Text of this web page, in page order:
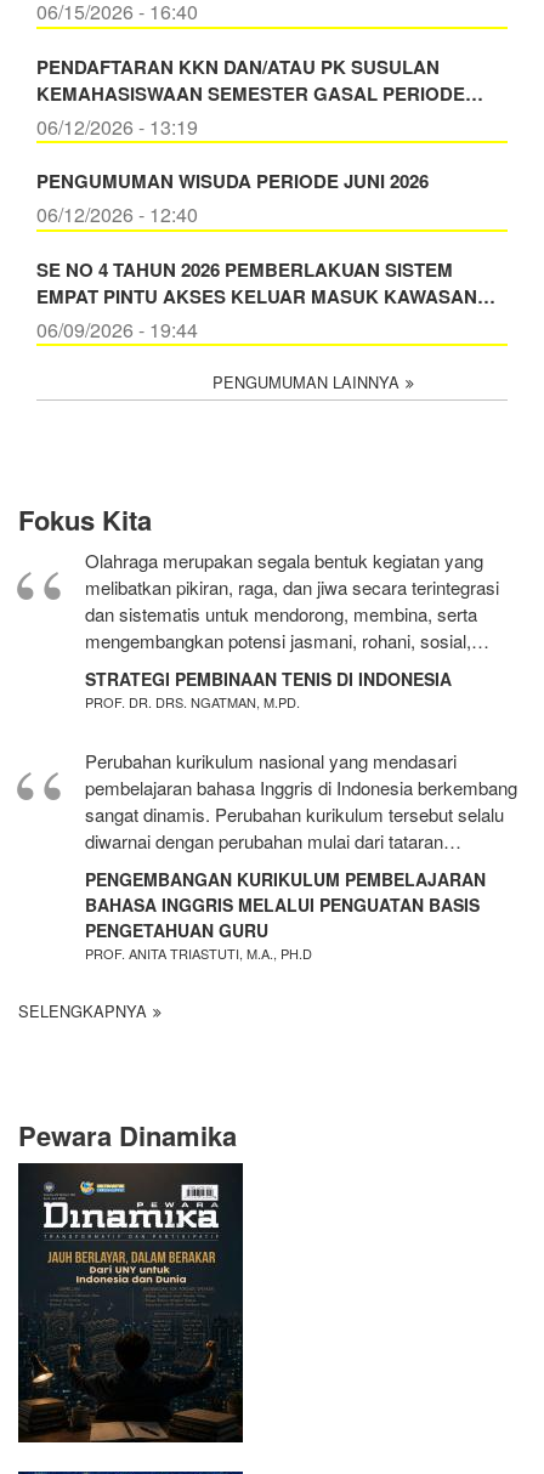
06/15/2026 - 16:40
PENDAFTARAN KKN DAN/ATAU PK SUSULAN
KEMAHASISWAAN SEMESTER GASAL PERIODE…
06/12/2026 - 13:19
PENGUMUMAN WISUDA PERIODE JUNI 2026
06/12/2026 - 12:40
SE NO 4 TAHUN 2026 PEMBERLAKUAN SISTEM
EMPAT PINTU AKSES KELUAR MASUK KAWASAN…
06/09/2026 - 19:44
PENGUMUMAN LAINNYA
Fokus Kita
Olahraga merupakan segala bentuk kegiatan yang
melibatkan pikiran, raga, dan jiwa secara terintegrasi
dan sistematis untuk mendorong, membina, serta
mengembangkan potensi jasmani, rohani, sosial,…
STRATEGI PEMBINAAN TENIS DI INDONESIA
PROF. DR. DRS. NGATMAN, M.PD.
Perubahan kurikulum nasional yang mendasari
pembelajaran bahasa Inggris di Indonesia berkembang
sangat dinamis. Perubahan kurikulum tersebut selalu
diwarnai dengan perubahan mulai dari tataran…
PENGEMBANGAN KURIKULUM PEMBELAJARAN
BAHASA INGGRIS MELALUI PENGUATAN BASIS
PENGETAHUAN GURU
PROF. ANITA TRIASTUTI, M.A., PH.D
SELENGKAPNYA
Pewara Dinamika